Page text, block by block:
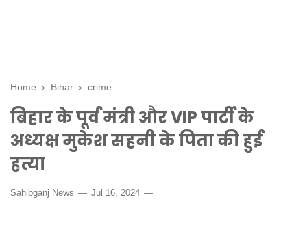
Home › Bihar › crime
बिहार के पूर्व मंत्री और VIP पार्टी के
अध्यक्ष मुकेश सहनी के पिता की हुई
हत्या
Sahibganj News Jul 16, 2024